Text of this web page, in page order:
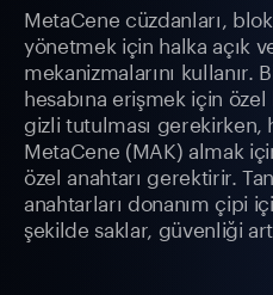
MetaCene cüzdanları,
yönetmek için halka açık
mekanizmalarını kullanır.
hesabına erişmek için
gizli tutulması gerekirken,
MetaCene (MAK) almak
özel anahtarı gerektirir.
anahtarları donanım çipi
şekilde saklar, güvenliği